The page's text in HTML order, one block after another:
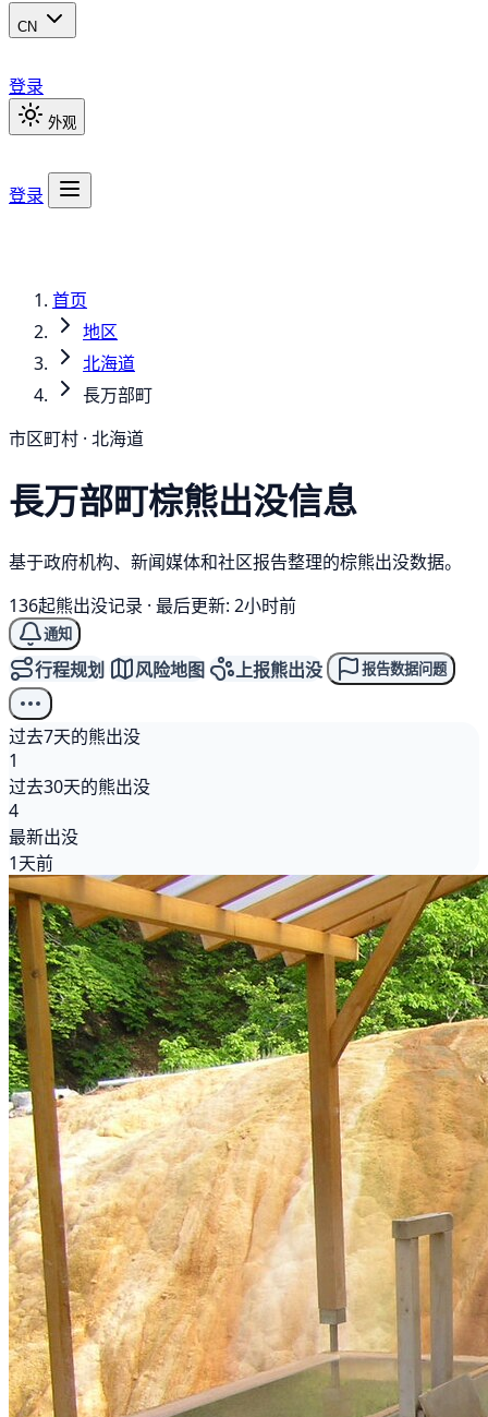
CN
登录
外观
登录
首页
地区
北海道
長万部町
市区町村 · 北海道
長万部町棕熊出没信息
基于政府机构、新闻媒体和社区报告整理的棕熊出没数据。
136起熊出没记录 · 最后更新: 2小时前
通知
行程规划 风险地图 上报熊出没 报告数据问题
过去7天的熊出没
1
过去30天的熊出没
4
最新出没
1天前